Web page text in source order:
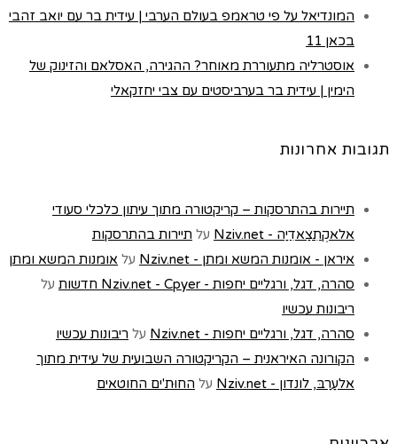
המונדיאל על פי טראמפ בעולם הערבי | עידית בר עם יואב זהבי
בכאן 11
אוסטרליה מתעוררת מאוחר? ההגירה, האסלאם והזינוק של
הימין | עידית בר בערביסטים עם צבי יחזקאלי
תגובות אחרונות
תיירות בהתרסקות – קריקטורה מתוך עיתון כלכלי סעודי
אלאקְתִצַאדִיַה - Nziv.net
על תיירות בהתרסקות
איראן - אומנות המשא ומתן - Nziv.net
על אומנות המשא ומתן
סהרה, דגל, ורגליים יחפות - Nziv.net - Cpyer חדשות
על
ריבונות עכשיו
סהרה, דגל, ורגליים יחפות - Nziv.net
על ריבונות עכשיו
הקורונה האיראנית – הקריקטורה השבועית של עידית מתוך
אלעַרַבּ, לונדון - Nziv.net
על החוּת'ים החוטאים